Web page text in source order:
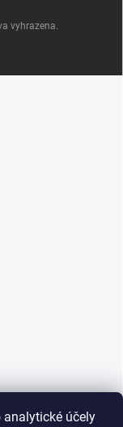
analytické účely
vyhrazena.